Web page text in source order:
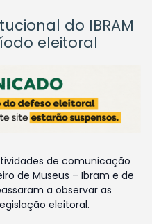
do IBRAM
eleitoral
de comunicação
de Museus – Ibram e de
a observar as
eleitoral.